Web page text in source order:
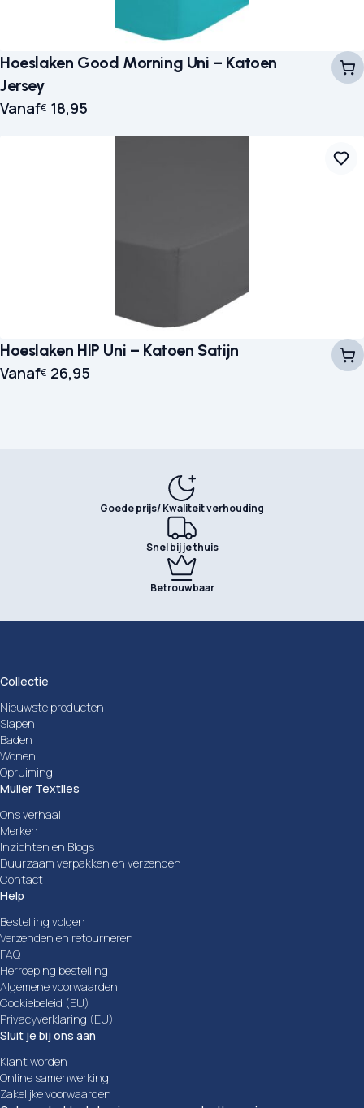
Hoeslaken Good Morning Uni – Katoen
Jersey
Vanaf€ 18,95
Hoeslaken HIP Uni – Katoen Satijn
Vanaf€ 26,95
Goede prijs/ Kwaliteit verhouding
Snel bij je thuis
Betrouwbaar
Collectie
Nieuwste producten
Slapen
Baden
Wonen
Opruiming
Muller Textiles
Ons verhaal
Merken
Inzichten en Blogs
Duurzaam verpakken en verzenden
Contact
Help
Bestelling volgen
Verzenden en retourneren
FAQ
Herroeping bestelling
Algemene voorwaarden
Cookiebeleid (EU)
Privacyverklaring (EU)
Sluit je bij ons aan
Klant worden
Online samenwerking
Zakelijke voorwaarden